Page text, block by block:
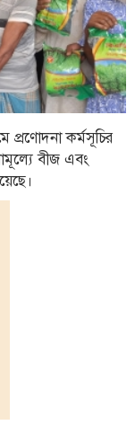
কর্মসূচির
বীজ এবং